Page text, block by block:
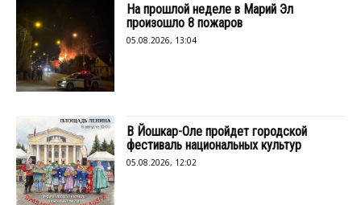
На прошлой неделе в Марий Эл
произошло 8 пожаров
05.08.2026, 13:04
В Йошкар-Оле пройдет городской
фестиваль национальных культур
05.08.2026, 12:02